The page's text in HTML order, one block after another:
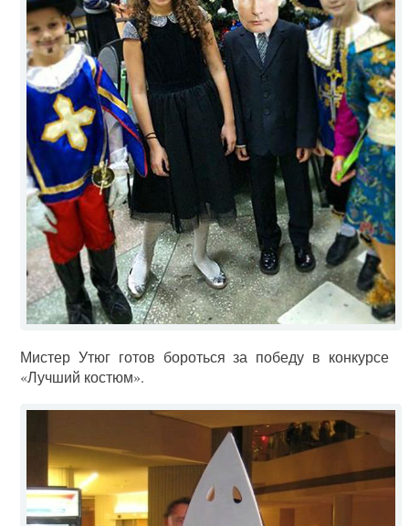
Мистер Утюг готов бороться за победу в конкурсе
«Лучший костюм».